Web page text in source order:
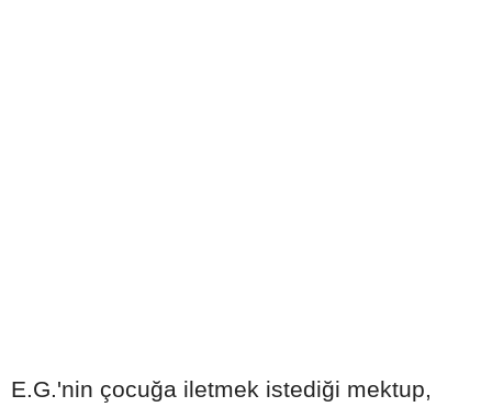
E.G.'nin çocuğa iletmek istediği mektup,